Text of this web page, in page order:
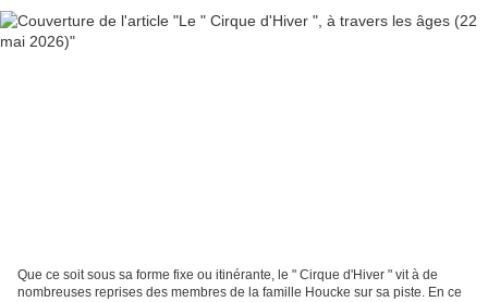
Que ce soit sous sa forme fixe ou itinérante, le " Cirque d'Hiver " vit à de
nombreuses reprises des membres de la famille Houcke sur sa piste. En ce